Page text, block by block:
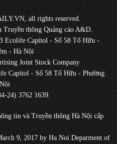
all rights reserved.
Truyền thông Quảng cáo A&D.
Ecolife Capitol - Số 58 Tố Hữu -
- Hà Nội
Joint Stock Company
Capitol - Số 58 Tố Hữu - Phường
24) 3762 1639.
tin và Truyền thông Hà Nội cấp
9, 2017 by Ha Noi Deparment of